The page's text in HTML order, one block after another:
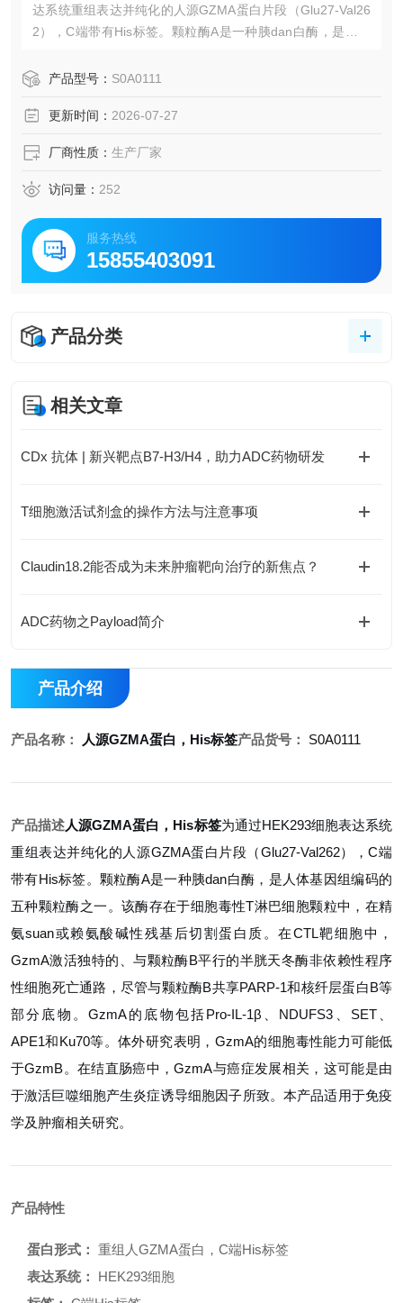
达系统重组表达并纯化的人源GZMA蛋白片段（Glu27-Val26
2），C端带有His标签。颗粒酶A是一种胰dan白酶，是人体
胞颗粒中，在精氨suan或赖氨酸碱性残基后切割蛋白质。
产品型号： S0A0111
更新时间： 2026-07-27
厂商性质： 生产厂家
访问量： 252
服务热线
15855403091
产品分类
相关文章
CDx 抗体 | 新兴靶点B7-H3/H4，助力ADC药物研发
T细胞激活试剂盒的操作方法与注意事项
Claudin18.2能否成为未来肿瘤靶向治疗的新焦点？
ADC药物之Payload简介
产品介绍
产品名称： 人源GZMA蛋白，His标签产品货号： S0A0111
产品描述人源GZMA蛋白，His标签为通过HEK293细胞表达系统
重组表达并纯化的人源GZMA蛋白片段（Glu27-Val262），C端
带有His标签。颗粒酶A是一种胰dan白酶，是人体基因组编码的
五种颗粒酶之一。该酶存在于细胞毒性T淋巴细胞颗粒中，在精
氨suan或赖氨酸碱性残基后切割蛋白质。在CTL靶细胞中，
GzmA激活独特的、与颗粒酶B平行的半胱天冬酶非依赖性程序
性细胞死亡通路，尽管与颗粒酶B共享PARP-1和核纤层蛋白B等
部分底物。GzmA的底物包括Pro-IL-1β、NDUFS3、SET、
APE1和Ku70等。体外研究表明，GzmA的细胞毒性能力可能低
于GzmB。在结直肠癌中，GzmA与癌症发展相关，这可能是由
于激活巨噬细胞产生炎症诱导细胞因子所致。本产品适用于免疫
学及肿瘤相关研究。
产品特性
蛋白形式： 重组人GZMA蛋白，C端His标签
表达系统：
HEK293细胞